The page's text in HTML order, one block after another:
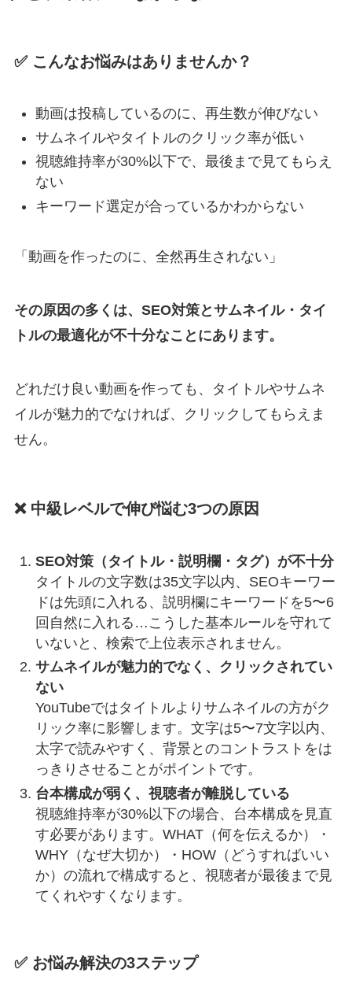
✅ こんなお悩みはありませんか？
動画は投稿しているのに、再生数が伸びない
サムネイルやタイトルのクリック率が低い
視聴維持率が30%以下で、最後まで見てもらえ
ない
キーワード選定が合っているかわからない
「動画を作ったのに、全然再生されない」
その原因の多くは、SEO対策とサムネイル・タイ
トルの最適化が不十分なことにあります。
どれだけ良い動画を作っても、タイトルやサムネ
イルが魅力的でなければ、クリックしてもらえま
せん。
❌ 中級レベルで伸び悩む3つの原因
SEO対策（タイトル・説明欄・タグ）が不十分
タイトルの文字数は35文字以内、SEOキーワー
ドは先頭に入れる、説明欄にキーワードを5〜6
回自然に入れる…こうした基本ルールを守れて
いないと、検索で上位表示されません。
サムネイルが魅力的でなく、クリックされてい
ない
YouTubeではタイトルよりサムネイルの方がク
リック率に影響します。文字は5〜7文字以内、
太字で読みやすく、背景とのコントラストをは
っきりさせることがポイントです。
台本構成が弱く、視聴者が離脱している
視聴維持率が30%以下の場合、台本構成を見直
す必要があります。WHAT（何を伝えるか）・
WHY（なぜ大切か）・HOW（どうすればいい
か）の流れで構成すると、視聴者が最後まで見
てくれやすくなります。
✅ お悩み解決の3ステップ